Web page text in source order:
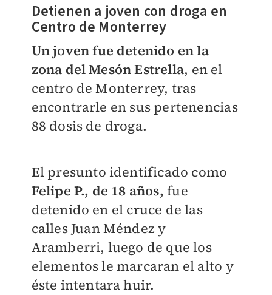
Detienen a joven con droga en
Centro de Monterrey
Un joven fue detenido en la
zona del Mesón Estrella, en el
centro de Monterrey, tras
encontrarle en sus pertenencias
88 dosis de droga.
El presunto identificado como
Felipe P., de 18 años,fue
detenido en el cruce de las
calles Juan Méndez y
Aramberri, luego de que los
elementos le marcaran el alto y
éste intentara huir.